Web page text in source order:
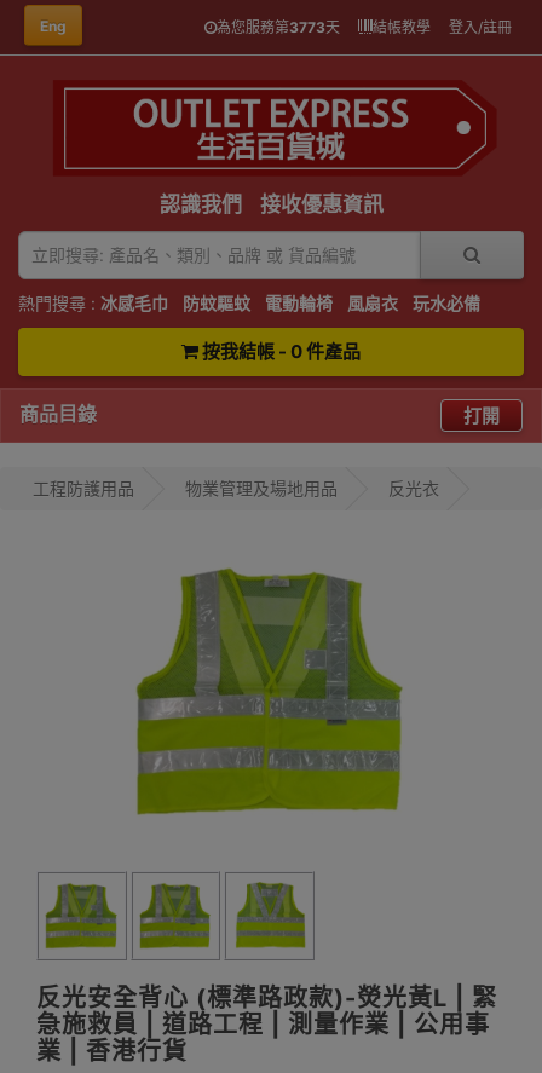
Eng 為您服務第3773天 結帳教學 登入/註冊
認識我們 接收優惠資訊
熱門搜尋 : 冰感毛巾 防蚊驅蚊 電動輪椅 風扇衣 玩水必備
按我結帳 - 0 件產品
商品目錄 打開
工程防護用品 物業管理及場地用品 反光衣
反光安全背心 (標準路政款)-熒光黃L | 緊
急施救員 | 道路工程 | 測量作業 | 公用事
業 | 香港行貨